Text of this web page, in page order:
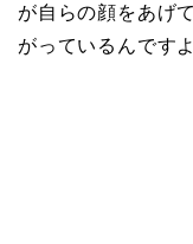
が自らの顔をあげ
がっているんですよ